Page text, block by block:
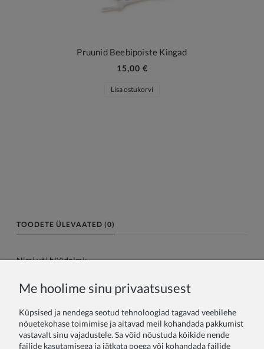
Pruunid Beebipoiste Kingad
15,00 €
Lisa ostukorvi
TOODETE ÜLEVAATED (0)
Nimi või hüüdnimi:
Me hoolime sinu privaatsusest
Küpsised ja nendega seotud tehnoloogiad tagavad veebilehe
nõuetekohase toimimise ja aitavad meil kohandada pakkumist
vastavalt sinu vajadustele. Sa võid nõustuda kõikide nende
failide kasutamisega ja jätkata poega või kohandada failide